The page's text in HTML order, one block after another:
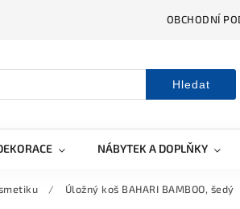
OBCHODNÍ
Hledat
NÁBYTEK A DOPLŇKY
/ Úložný koš BAHARI BAMBOO, šedý